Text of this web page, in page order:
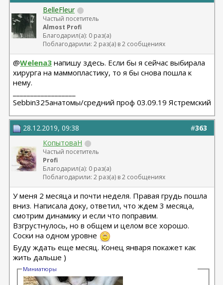
BelleFleur
Частый посетитель
Almost Profi
Благодарил(а): 0 раз(а)
Поблагодарили: 2 раз(а) в 2 сообщениях
@Welena3 напишу здесь. Если бы я сейчас выбирала
хирурга на маммопластику, то я бы снова пошла к
нему.
Sebbin325анатомы/средний проф 03.09.19 Ястремский
#363
28.12.2019, 09:38
КопытоваН
Частый посетитель
Profi
Благодарил(а): 0 раз(а)
Поблагодарили: 2 раз(а) в 2 сообщениях
У меня 2 месяца и почти неделя. Правая грудь пошла
вниз. Написала доку, ответил, что ждем 3 месяца,
смотрим динамику и если что поправим.
Взгрустнулось, но в общем и целом все хорошо.
Соски на одном уровне
Буду ждать еще месяц. Конец января покажет как
жить дальше )
Миниатюры